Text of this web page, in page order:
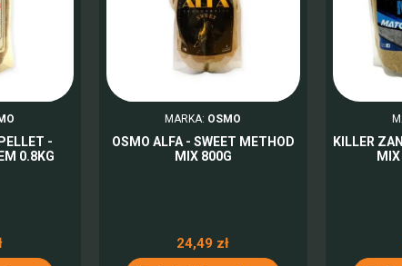
-
0.8KG
MARKA: OSMO
OSMO ALFA - SWEET METHOD
MIX 800G
24,49 zł
KILLER